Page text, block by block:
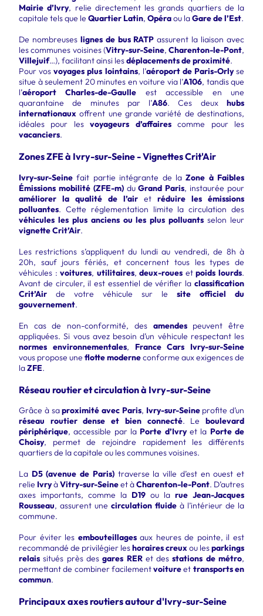
Mairie d’Ivry, relie directement les grands quartiers de la
capitale tels que le Quartier Latin, Opéraou laGare de l’Est.
De nombreuses lignes de bus RATP assurent la liaison avec
les communes voisines (Vitry-sur-Seine, Charenton-le-Pont,
Villejuif…), facilitant ainsi lesdéplacements de proximité.
Pour vosvoyages plus lointains, l’aéroport de Paris-Orlyse
situe à seulement 20 minutes en voiture via l’A106, tandis que
l’aéroport Charles-de-Gaulle est accessible en une
quarantaine de minutes par l’A86. Ces deuxhubs
internationaux offrent une grande variété de destinations,
idéales pour lesvoyageurs d’affairescomme pour les
vacanciers.
Zones ZFE à Ivry-sur-Seine - Vignettes Crit'Air
Ivry-sur-Seine fait partie intégrante de laZone à Faibles
Émissions mobilité (ZFE-m)duGrand Paris, instaurée pour
améliorer la qualité de l’air et réduire les émissions
polluantes. Cette réglementation limite la circulation des
véhicules les plus anciens ou les plus polluants selon leur
vignette Crit’Air.
Les restrictions s’appliquent du lundi au vendredi, de 8h à
20h, sauf jours fériés, et concernent tous les types de
véhicules :voitures, utilitaires,deux-roues etpoids lourds.
Avant de circuler, il est essentiel de vérifier la classification
Crit’Air de votre véhicule sur le site officiel du
gouvernement.
En cas de non-conformité, des amendespeuvent être
appliquées. Si vous avez besoin d’un véhicule respectant les
normes environnementales, France Cars Ivry-sur-Seine
vous propose une flotte moderneconforme aux exigences de
laZFE.
Réseau routier et circulation à Ivry-sur-Seine
Grâce à saproximité avec Paris, Ivry-sur-Seineprofite d’un
réseau routier dense et bien connecté. Leboulevard
périphérique, accessible par la Porte d’Ivryet la Porte de
Choisy, permet de rejoindre rapidement les différents
quartiers de la capitale ou les communes voisines.
La D5 (avenue de Paris)traverse la ville d’est en ouest et
relie IvryàVitry-sur-Seineet àCharenton-le-Pont. D’autres
axes importants, comme la D19 ou la rue Jean-Jacques
Rousseau, assurent une circulation fluide à l’intérieur de la
commune.
Pour éviter les embouteillagesaux heures de pointe, il est
recommandé de privilégier leshoraires creuxou lesparkings
relais situés près desgares RERet desstations de métro,
permettant de combiner facilementvoitureet transports en
commun.
Principaux axes routiers autour d'Ivry-sur-Seine